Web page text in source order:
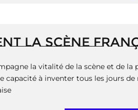
LA SCÈNE
la vitalité de la scène et de la
à inventer tous les jours